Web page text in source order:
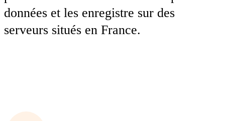
données et les enregistre sur des
serveurs situés en France.